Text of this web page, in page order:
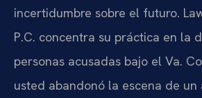
incertidumbre sobre el futuro.
P.C. concentra su práctica en la
personas acusadas bajo el Va.
usted abandonó la escena de un